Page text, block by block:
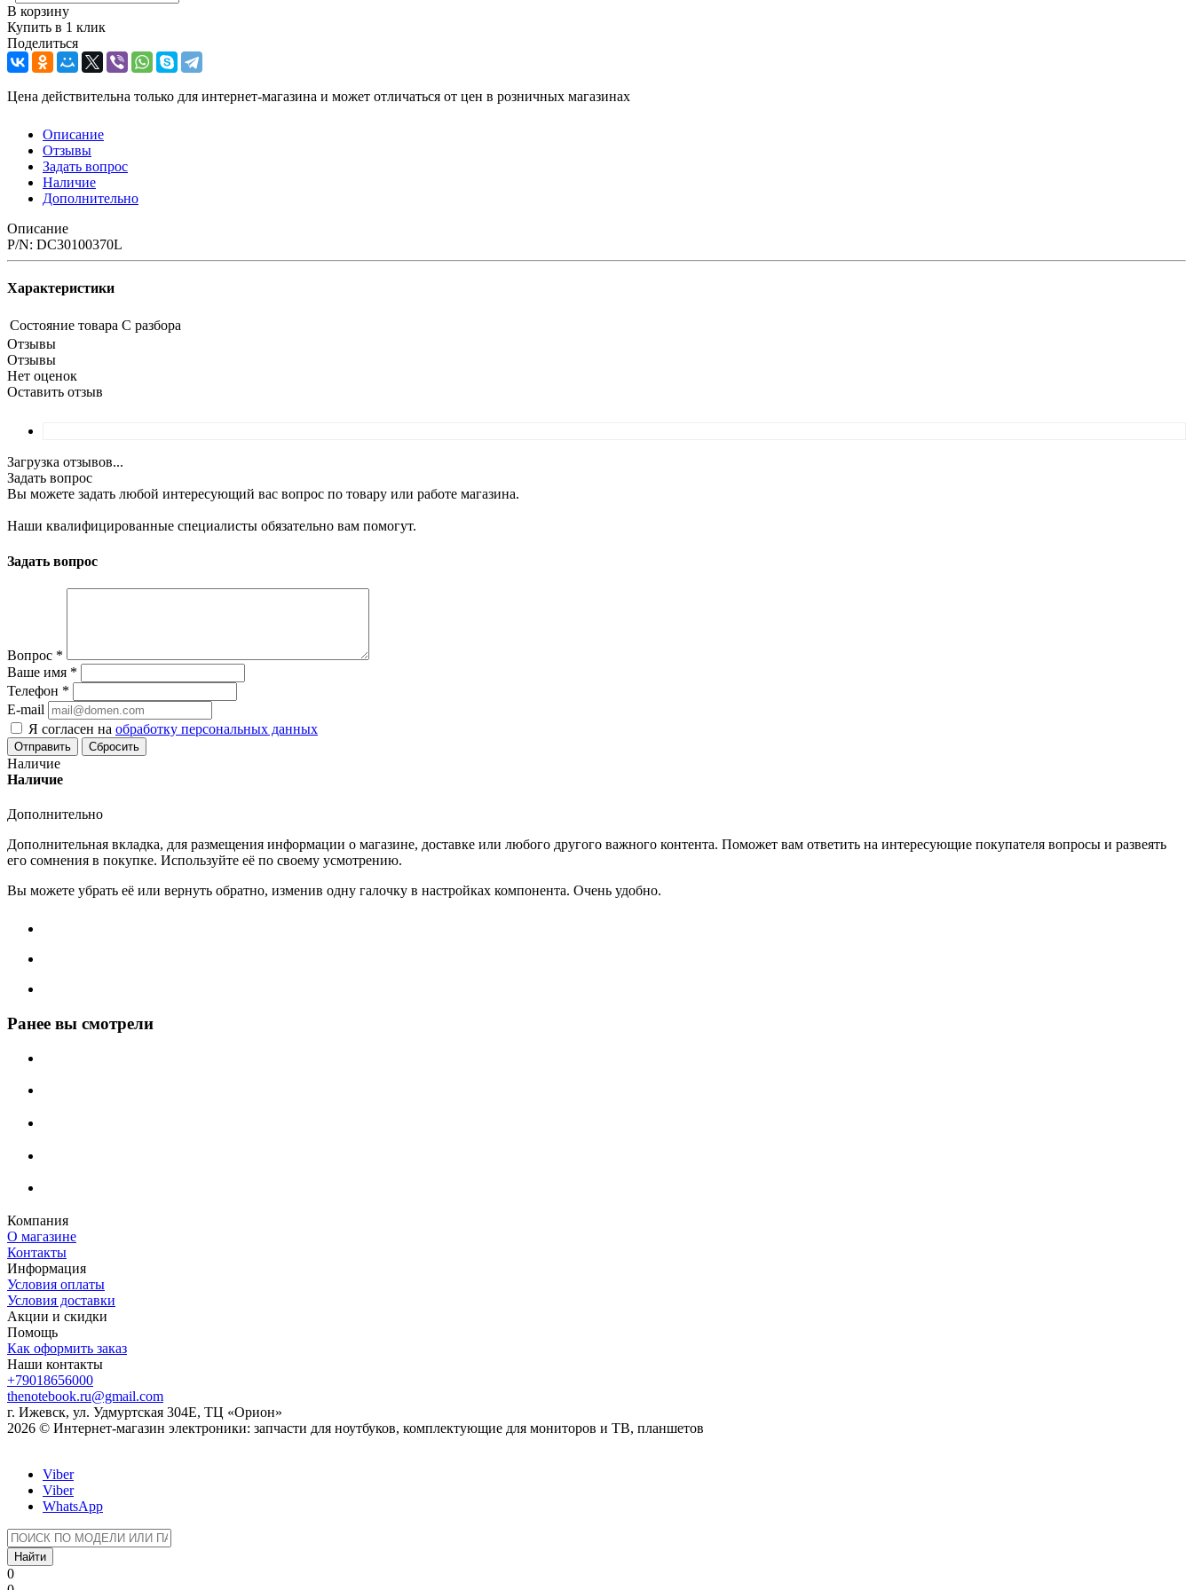
В корзину
Купить в 1 клик
Поделиться
Цена действительна только для интернет-магазина и может отличаться от цен в розничных магазинах
Описание
Отзывы
Задать вопрос
Наличие
Дополнительно
Описание
P/N: DC30100370L
Характеристики
Состояние товара С разбора
Отзывы
Отзывы
Нет оценок
Оставить отзыв
Загрузка отзывов...
Задать вопрос
Вы можете задать любой интересующий вас вопрос по товару или работе магазина.
Наши квалифицированные специалисты обязательно вам помогут.
Задать вопрос
Вопрос *
Ваше имя *
Телефон *
E-mail
Я согласен на обработку персональных данных
Сбросить
Наличие
Наличие
Дополнительно
Дополнительная вкладка, для размещения информации о магазине, доставке или любого другого важного контента. Поможет вам ответить на интересующие покупателя вопросы и развеять
его сомнения в покупке. Используйте её по своему усмотрению.
Вы можете убрать её или вернуть обратно, изменив одну галочку в настройках компонента. Очень удобно.
Ранее вы смотрели
Компания
О магазине
Контакты
Информация
Условия оплаты
Условия доставки
Акции и скидки
Помощь
Как оформить заказ
Наши контакты
+79018656000
thenotebook.ru@gmail.com
г. Ижевск, ул. Удмуртская 304Е, ТЦ «Орион»
2026 © Интернет-магазин электроники: запчасти для ноутбуков, комплектующие для мониторов и ТВ, планшетов
Viber
Viber
WhatsApp
Найти
0